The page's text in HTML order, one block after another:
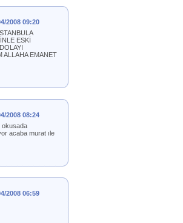
2008 09:20
ESKİ
ALLAHA EMANET
2008 08:24
okusada
acaba murat ıle
2008 06:59